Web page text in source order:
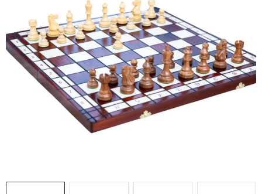
SCHACH-ANTIQUITÄTENLADEN
SCHACH ONLINE
SCHACH-MERCH
SCHACH GESCHENKE